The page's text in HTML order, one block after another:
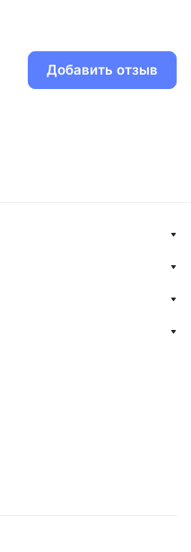
Добавить отзыв